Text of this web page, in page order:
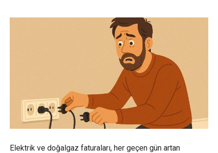
Elektrik ve doğalgaz faturaları, her geçen gün artan